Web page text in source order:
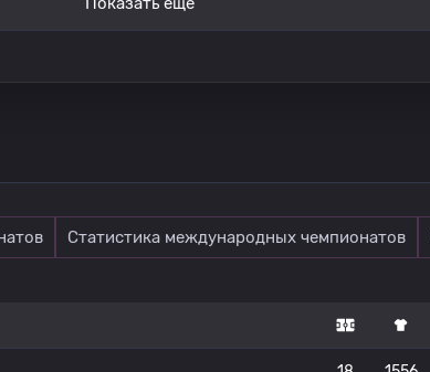
Статистика международных чемпионатов